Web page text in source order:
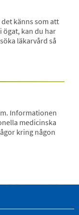
känns som att
kan du har
läkarvård så
Informationen
medicinska
kring någon